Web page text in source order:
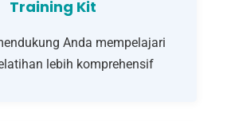
Training Kit
Anda mempelajari
lebih komprehensif